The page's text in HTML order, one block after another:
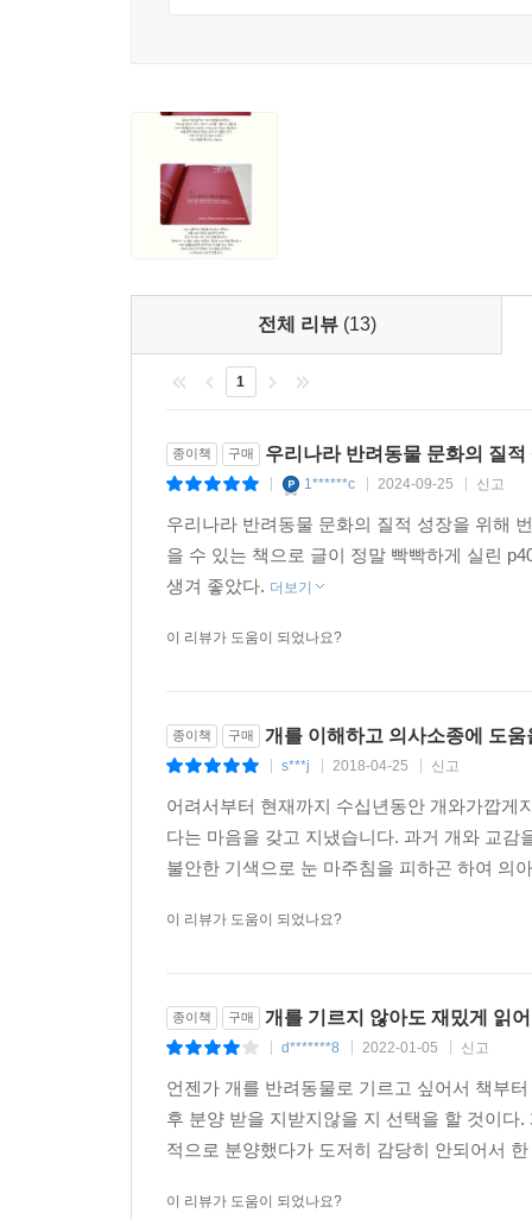
작은 시각 신호들은 개의 행동에 큰 영향을 미친
것만으로도 화가 나서 으르렁대는 개를 진정시
때마다 개를 우리 앞으로 오게 하는 횟수를 증가시
그런데 불행하게도 우리는 우리 몸이 어떻게
내뿜는다. 개가 주인의 명령을 따르지 않는다는
일관성 없는 신호를 뿜어내는 주인과 사느라 개가
개와 올바르게 대화할 수 있는 비법을 담은 책
동물행동학자로서 30년간 가장 많이 접해 온 문
만들어지는 것이며 우리가 스스로의 행동을 잘
이 책은, 2002년 미국에서 출간된 이후 꾸준한
출판된 바 있다. 올바른 의사소통을 통해서 자
훈련시켜야 하는 사람들에게 권한다. 특히 문제
그동안 애견 관련 서적들은 개의 행동이 무엇을
법까지 아는 사람은 드물다. 즉, 나쁜 행동은 못하
개를 사랑한다면 개라는 동물에 대해 충분히 알
그들과 함께 살고 있는 우리 삶까지 편안하게 만
물론, 성숙한 애견문화를 이루는 데 반드시 필요한
전체 리뷰 (13)
1
종이책 구매 우리나라 반려동물 문화의 질적
1******c 2024-09-25 신고
우리나라 반려동물 문화의 질적 성장을 위해
을 수 있는 책으로 글이 정말 빡빡하게 실린
생겨 좋았다. 더보기
이 리뷰가 도움이 되었나요?
종이책 구매 개를 이해하고 의사소종에 도
s***j 2018-04-25 신고
어려서부터 현재까지 수십년동안 개와가깝게
다는 마음을 갖고 지냈습니다. 과거 개와 교
불안한 기색으로 눈 마주침을 피하곤 하여 의
이 리뷰가 도움이 되었나요?
종이책 구매 개를 기르지 않아도 재밌게 읽
d*******8 2022-01-05 신고
언젠가 개를 반려동물로 기르고 싶어서 책부
후 분양 받을 지받지않을 지 선택을 할 것이
적으로 분양했다가 도저히 감당히 안되어서
이 리뷰가 도움이 되었나요?